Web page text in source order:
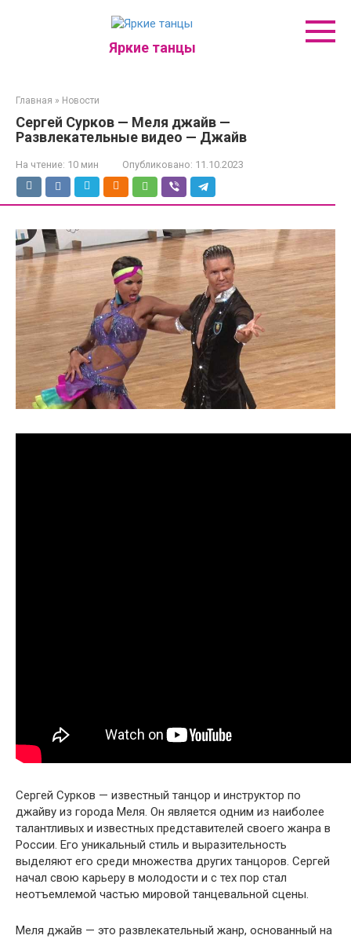
Яркие танцы
Главная » Новости
Сергей Сурков — Меля джайв —
Развлекательные видео — Джайв
На чтение: 10 мин Опубликовано: 11.10.2023
Сергей Сурков — известный танцор и инструктор по
джайву из города Меля. Он является одним из наиболее
талантливых и известных представителей своего жанра в
России. Его уникальный стиль и выразительность
выделяют его среди множества других танцоров. Сергей
начал свою карьеру в молодости и с тех пор стал
неотъемлемой частью мировой танцевальной сцены.
Меля джайв — это развлекательный жанр, основанный на